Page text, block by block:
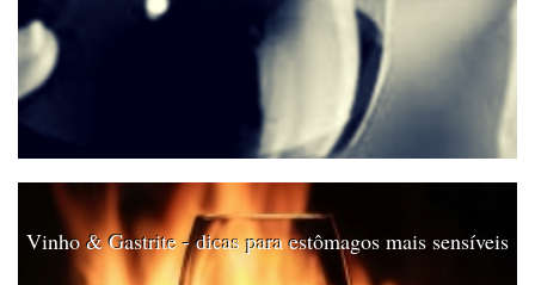
Vinho & Gastrite - dicas para estômagos mais sensíveis